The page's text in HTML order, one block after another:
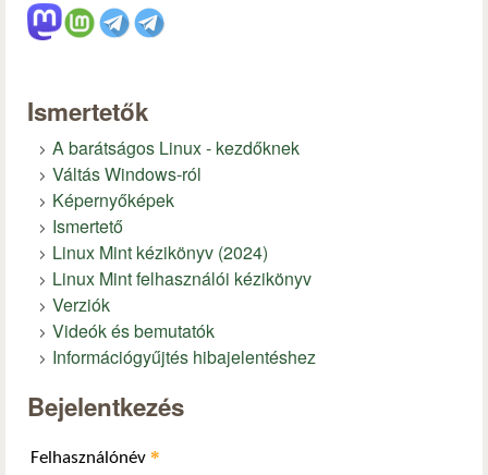
Ismertetők
A barátságos Linux - kezdőknek
Váltás Windows-ról
Képernyőképek
Ismertető
Linux Mint kézikönyv (2024)
Linux Mint felhasználói kézikönyv
Verziók
Videók és bemutatók
Információgyűjtés hibajelentéshez
Bejelentkezés
Felhasználónév *